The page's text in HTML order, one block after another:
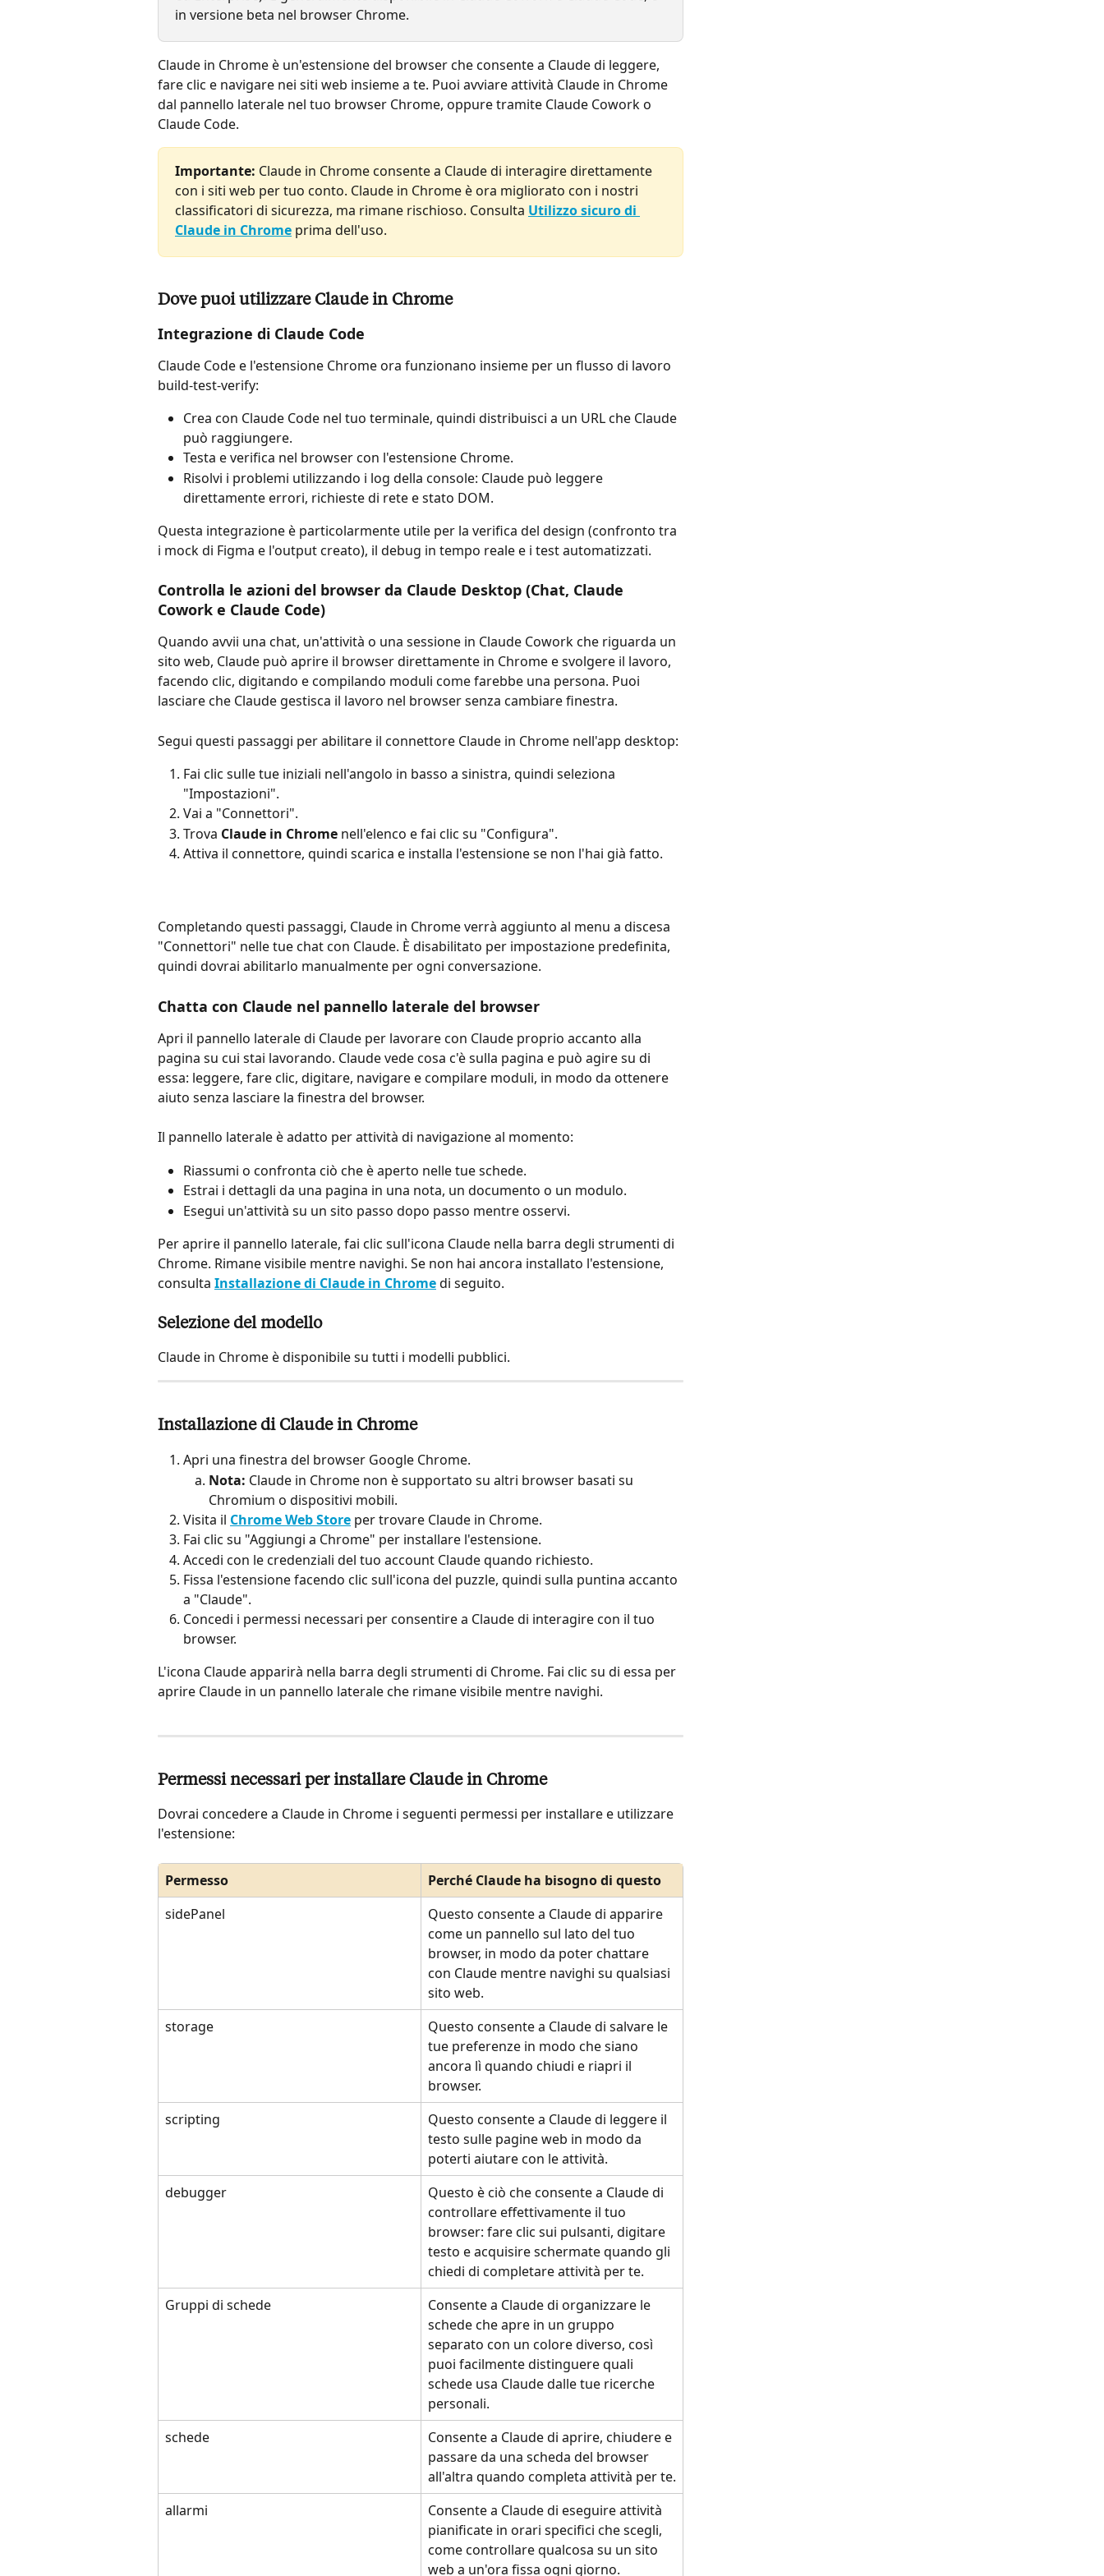
in versione beta nel browser Chrome.
Claude in Chrome è un'estensione del browser che consente a Claude di leggere,
fare clic e navigare nei siti web insieme a te. Puoi avviare attività Claude in Chrome
dal pannello laterale nel tuo browser Chrome, oppure tramite Claude Cowork o
Claude Code.
Importante: Claude in Chrome consente a Claude di interagire direttamente
con i siti web per tuo conto. Claude in Chrome è ora migliorato con i nostri
classificatori di sicurezza, ma rimane rischioso. Consulta Utilizzo sicuro di
Claude in Chrome prima dell'uso.
Dove puoi utilizzare Claude in Chrome
Integrazione di Claude Code
Claude Code e l'estensione Chrome ora funzionano insieme per un flusso di lavoro
build-test-verify:
Crea con Claude Code nel tuo terminale, quindi distribuisci a un URL che Claude
può raggiungere.
Testa e verifica nel browser con l'estensione Chrome.
Risolvi i problemi utilizzando i log della console: Claude può leggere
direttamente errori, richieste di rete e stato DOM.
Questa integrazione è particolarmente utile per la verifica del design (confronto tra
i mock di Figma e l'output creato), il debug in tempo reale e i test automatizzati.
Controlla le azioni del browser da Claude Desktop (Chat, Claude
Cowork e Claude Code)
Quando avvii una chat, un'attività o una sessione in Claude Cowork che riguarda un
sito web, Claude può aprire il browser direttamente in Chrome e svolgere il lavoro,
facendo clic, digitando e compilando moduli come farebbe una persona. Puoi
lasciare che Claude gestisca il lavoro nel browser senza cambiare finestra.
Segui questi passaggi per abilitare il connettore Claude in Chrome nell'app desktop:
Fai clic sulle tue iniziali nell'angolo in basso a sinistra, quindi seleziona
"Impostazioni".
Vai a "Connettori".
Trova Claude in Chrome nell'elenco e fai clic su "Configura".
Attiva il connettore, quindi scarica e installa l'estensione se non l'hai già fatto.
Completando questi passaggi, Claude in Chrome verrà aggiunto al menu a discesa
"Connettori" nelle tue chat con Claude. È disabilitato per impostazione predefinita,
quindi dovrai abilitarlo manualmente per ogni conversazione.
Chatta con Claude nel pannello laterale del browser
Apri il pannello laterale di Claude per lavorare con Claude proprio accanto alla
pagina su cui stai lavorando. Claude vede cosa c'è sulla pagina e può agire su di
essa: leggere, fare clic, digitare, navigare e compilare moduli, in modo da ottenere
aiuto senza lasciare la finestra del browser.
Il pannello laterale è adatto per attività di navigazione al momento:
Riassumi o confronta ciò che è aperto nelle tue schede.
Estrai i dettagli da una pagina in una nota, un documento o un modulo.
Esegui un'attività su un sito passo dopo passo mentre osservi.
Per aprire il pannello laterale, fai clic sull'icona Claude nella barra degli strumenti di
Chrome. Rimane visibile mentre navighi. Se non hai ancora installato l'estensione,
consulta Installazione di Claude in Chrome di seguito.
Selezione del modello
Claude in Chrome è disponibile su tutti i modelli pubblici.
Installazione di Claude in Chrome
Apri una finestra del browser Google Chrome.
Nota: Claude in Chrome non è supportato su altri browser basati su
Chromium o dispositivi mobili.
Visita il Chrome Web Store per trovare Claude in Chrome.
Fai clic su "Aggiungi a Chrome" per installare l'estensione.
Accedi con le credenziali del tuo account Claude quando richiesto.
Fissa l'estensione facendo clic sull'icona del puzzle, quindi sulla puntina accanto
a "Claude".
Concedi i permessi necessari per consentire a Claude di interagire con il tuo
browser.
L'icona Claude apparirà nella barra degli strumenti di Chrome. Fai clic su di essa per
aprire Claude in un pannello laterale che rimane visibile mentre navighi.
Permessi necessari per installare Claude in Chrome
Dovrai concedere a Claude in Chrome i seguenti permessi per installare e utilizzare
l'estensione:
Permesso
Perché Claude ha bisogno di questo
sidePanel
Questo consente a Claude di apparire
come un pannello sul lato del tuo
browser, in modo da poter chattare
con Claude mentre navighi su qualsiasi
sito web.
storage
Questo consente a Claude di salvare le
tue preferenze in modo che siano
ancora lì quando chiudi e riapri il
browser.
scripting
Questo consente a Claude di leggere il
testo sulle pagine web in modo da
poterti aiutare con le attività.
debugger
Questo è ciò che consente a Claude di
controllare effettivamente il tuo
browser: fare clic sui pulsanti, digitare
testo e acquisire schermate quando gli
chiedi di completare attività per te.
Gruppi di schede
Consente a Claude di organizzare le
schede che apre in un gruppo
separato con un colore diverso, così
puoi facilmente distinguere quali
schede usa Claude dalle tue ricerche
personali.
schede
Consente a Claude di aprire, chiudere e
passare da una scheda del browser
all'altra quando completa attività per te.
allarmi
Consente a Claude di eseguire attività
pianificate in orari specifici che scegli,
come controllare qualcosa su un sito
web a un'ora fissa ogni giorno.